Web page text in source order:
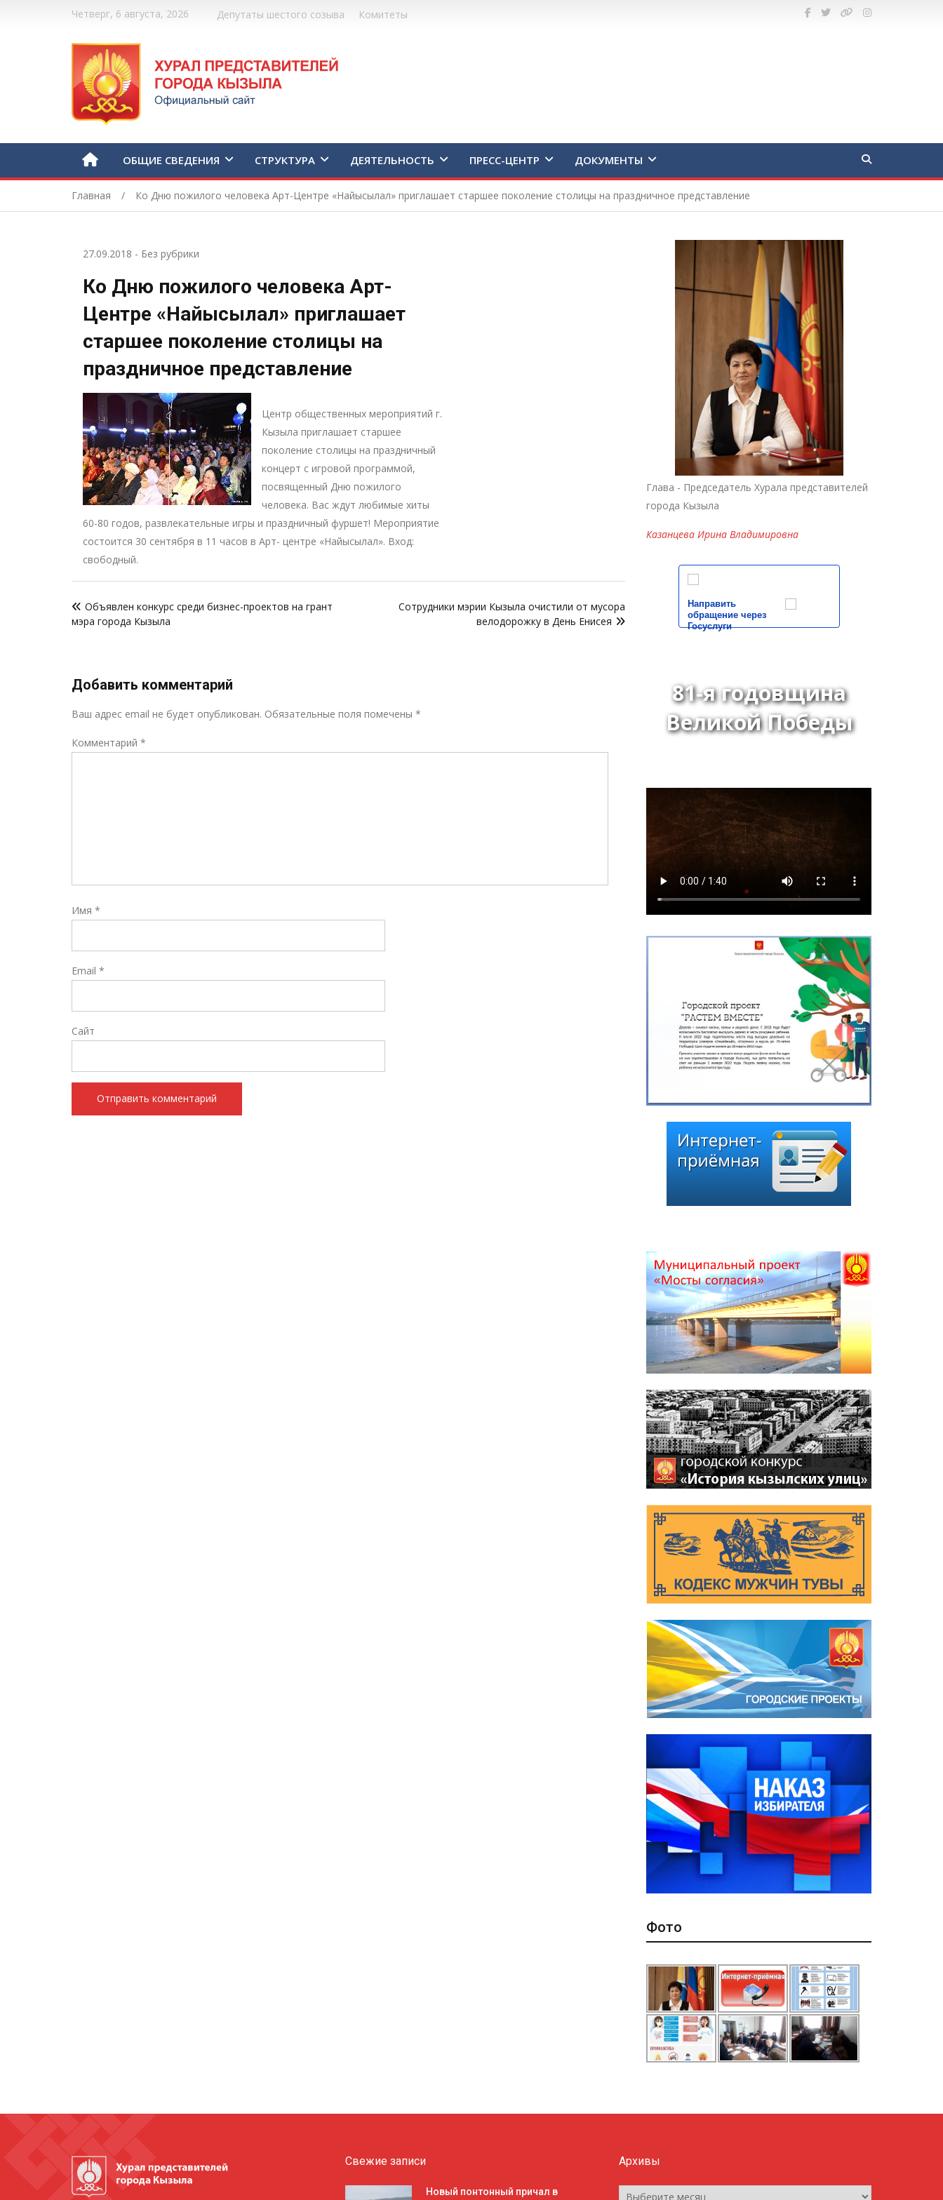
Четверг, 6 августа, 2026 Депутаты шестого созыва Комитеты
ОБЩИЕ СВЕДЕНИЯ СТРУКТУРА ДЕЯТЕЛЬНОСТЬ ПРЕСС-ЦЕНТР ДОКУМЕНТЫ
Главная Ко Дню пожилого человека Арт-Центре «Найысылал» приглашает старшее поколение столицы на праздничное представление
27.09.2018 - Без рубрики
Ко Дню пожилого человека Арт-
Центре «Найысылал» приглашает
старшее поколение столицы на
праздничное представление
Центр общественных мероприятий г.
Кызыла приглашает старшее
поколение столицы на праздничный
концерт с игровой программой,
посвященный Дню пожилого
человека. Вас ждут любимые хиты
60-80 годов, развлекательные игры и праздничный фуршет! Мероприятие
состоится 30 сентября в 11 часов в Арт- центре «Найысылал». Вход:
свободный.
поОбъявлен конкурс среди бизнес-проектов на грант
мэра города Кызыла
Сотрудники мэрии Кызыла очистили от мусора
велодорожку в День Енисея
Добавить комментарий
Ваш адрес email не будет опубликован. Обязательные поля помечены *
Комментарий *
Имя *
Email *
Сайт
*
Глава - Председатель Хурала представителей
города Кызыла
Казанцева Ирина Владимировна
Направить
обращение через
Госуслуги
81-я годовщина
Великой Победы
Фото
Свежие записи
Новый понтонный причал в
Архивы
Архивы